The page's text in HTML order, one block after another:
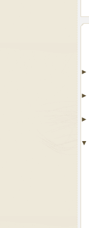
►
►
►
▼